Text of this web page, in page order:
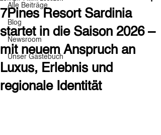
Alle Beiträge
Blog
Newsroom
Unser Gästebuch
7Pines Resort Sardinia
startet in die Saison 2026 –
mit neuem Anspruch an
Luxus, Erlebnis und
regionale Identität